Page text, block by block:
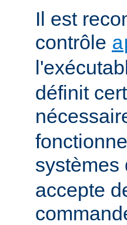
Il est
contrôle
définit
systèmes
accepte